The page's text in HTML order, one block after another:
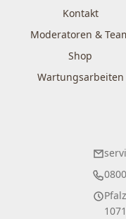
Kontakt
Moderatoren &
Shop
Wartungsarbeiten